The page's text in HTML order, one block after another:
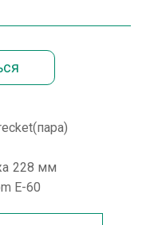
228 мм
E-60